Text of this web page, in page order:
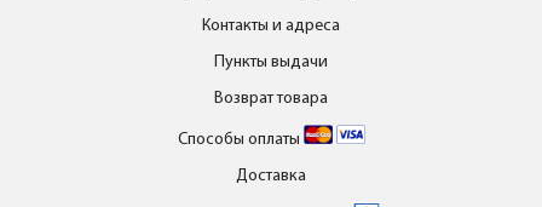
Контакты и адреса
Пункты выдачи
Возврат товара
Способы оплаты
Доставка